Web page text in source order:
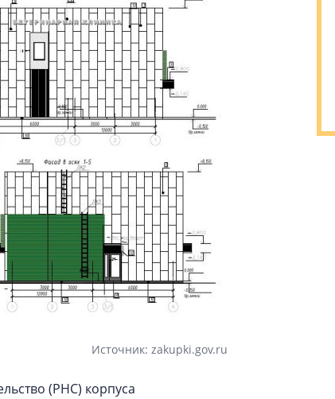
Источник: zakupki.gov.ru
(РНС) корпуса
О потенциале «серого пояса»,
технологиях и корпоративной
культуре рассказывает
гендиректор STAVNI Александр
Свинолобов